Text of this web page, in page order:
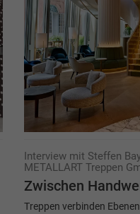
Interview mit Steffen
METALLART Treppen
Zwischen
Treppen verbinden